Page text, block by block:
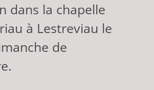
dans la chapelle
à Lestreviau le
de